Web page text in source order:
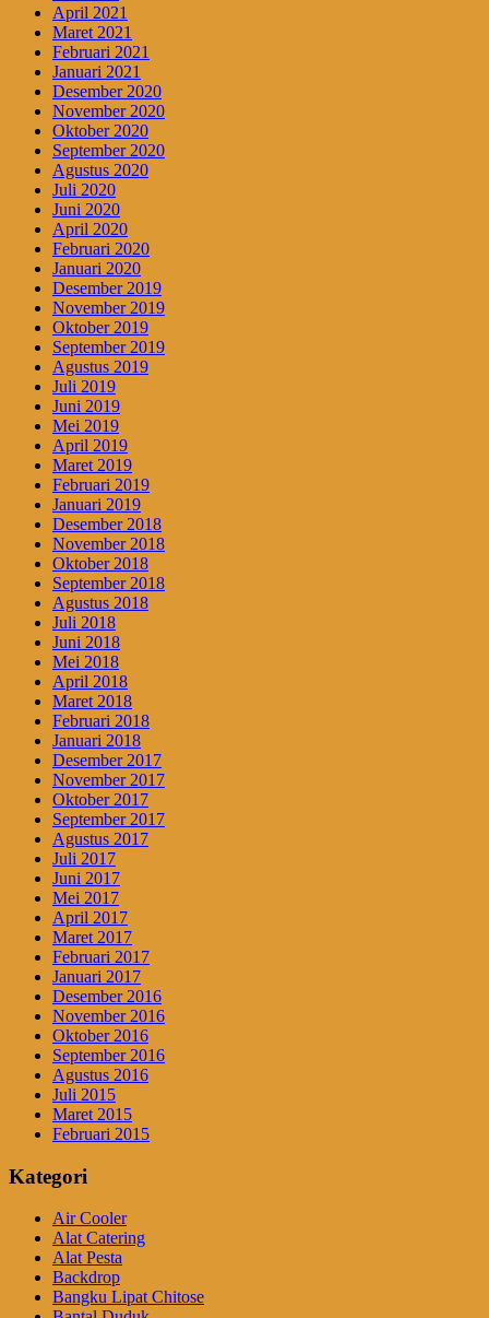
April 2021
Maret 2021
Februari 2021
Januari 2021
Desember 2020
November 2020
Oktober 2020
September 2020
Agustus 2020
Juli 2020
Juni 2020
April 2020
Februari 2020
Januari 2020
Desember 2019
November 2019
Oktober 2019
September 2019
Agustus 2019
Juli 2019
Juni 2019
Mei 2019
April 2019
Maret 2019
Februari 2019
Januari 2019
Desember 2018
November 2018
Oktober 2018
September 2018
Agustus 2018
Juli 2018
Juni 2018
Mei 2018
April 2018
Maret 2018
Februari 2018
Januari 2018
Desember 2017
November 2017
Oktober 2017
September 2017
Agustus 2017
Juli 2017
Juni 2017
Mei 2017
April 2017
Maret 2017
Februari 2017
Januari 2017
Desember 2016
November 2016
Oktober 2016
September 2016
Agustus 2016
Juli 2015
Maret 2015
Februari 2015
Kategori
Air Cooler
Alat Catering
Alat Pesta
Backdrop
Bangku Lipat Chitose